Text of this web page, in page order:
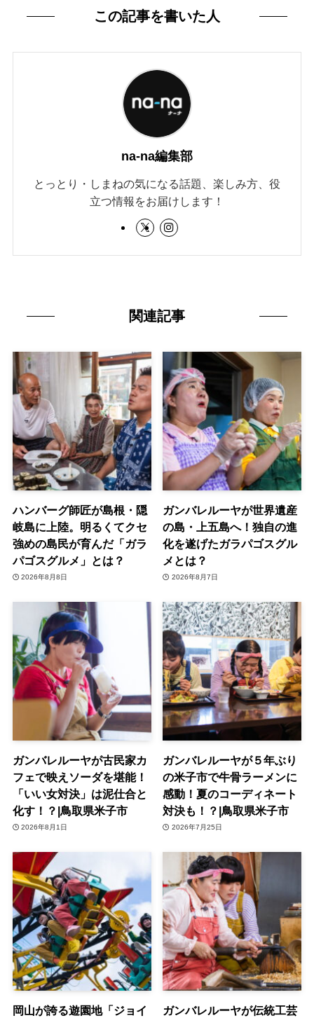
この記事を書いた人
na-na編集部
とっとり・しまねの気になる話題、楽しみ方、役
立つ情報をお届けします！
関連記事
ハンバーグ師匠が島根・隠
岐島に上陸。明るくてクセ
強めの島民が育んだ「ガラ
パゴスグルメ」とは？
2026年8月8日
ガンバレルーヤが世界遺産
の島・上五島へ！独自の進
化を遂げたガラパゴスグル
メとは？
2026年8月7日
ガンバレルーヤが古民家カ
フェで映えソーダを堪能！
「いい女対決」は泥仕合と
化す！？|鳥取県米子市
2026年8月1日
ガンバレルーヤが５年ぶり
の米子市で牛骨ラーメンに
感動！夏のコーディネート
対決も！？|鳥取県米子市
2026年7月25日
岡山が誇る遊園地「ジョイ ガンバレルーヤが伝統工芸